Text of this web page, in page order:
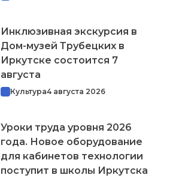
Инклюзивная экскурсия в
Дом-музей Трубецких в
Иркутске состоится 7
августа
Культура4 августа 2026
Уроки труда уровня 2026
года. Новое оборудование
для кабинетов технологии
поступит в школы Иркутска